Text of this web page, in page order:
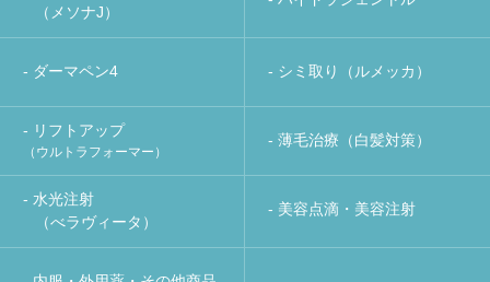
（メソナJ）
- ダーマペン4 - シミ取り（ルメッカ）
- リフトアップ
（ウルトラフォーマー）
- 薄毛治療（白髪対策）
- 水光注射
（べラヴィータ）
- 美容点滴・美容注射